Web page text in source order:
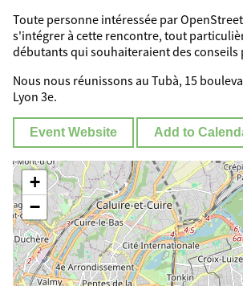
Toute personne intéressée par
s'intégrer à cette rencontre, tout
débutants qui souhaiteraient des conseils
Nous nous réunissons au Tubà, 15
Lyon 3e.
Event Website Add to
+
−